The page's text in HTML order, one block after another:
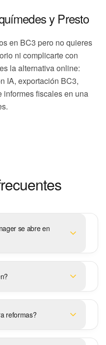
y Presto
en BC3 pero no quieres
ni complicarte con
la alternativa online:
IA, exportación BC3,
informes fiscales en una
se abre en
reformas?